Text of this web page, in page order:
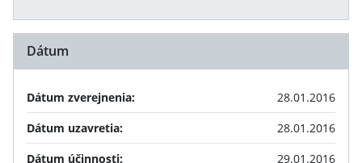
Dátum
Dátum zverejnenia:
28.01.2016
Dátum uzavretia:
28.01.2016
Dátum účinnosti:
29.01.2016